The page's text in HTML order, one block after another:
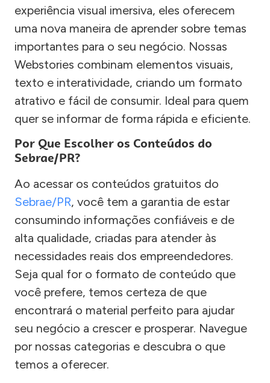
experiência visual imersiva, eles oferecem
uma nova maneira de aprender sobre temas
importantes para o seu negócio. Nossas
Webstories combinam elementos visuais,
texto e interatividade, criando um formato
atrativo e fácil de consumir. Ideal para quem
quer se informar de forma rápida e eficiente.
Por Que Escolher os Conteúdos do
Sebrae/PR?
Ao acessar os conteúdos gratuitos do
Sebrae/PR, você tem a garantia de estar
consumindo informações confiáveis e de
alta qualidade, criadas para atender às
necessidades reais dos empreendedores.
Seja qual for o formato de conteúdo que
você prefere, temos certeza de que
encontrará o material perfeito para ajudar
seu negócio a crescer e prosperar. Navegue
por nossas categorias e descubra o que
temos a oferecer.